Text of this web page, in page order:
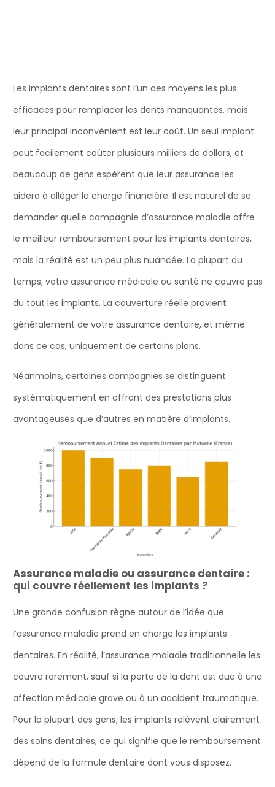
Les implants dentaires sont l’un des moyens les plus
efficaces pour remplacer les dents manquantes, mais
leur principal inconvénient est leur coût. Un seul implant
peut facilement coûter plusieurs milliers de dollars, et
beaucoup de gens espèrent que leur assurance les
aidera à alléger la charge financière. Il est naturel de se
demander quelle compagnie d’assurance maladie offre
le meilleur remboursement pour les implants dentaires,
mais la réalité est un peu plus nuancée. La plupart du
temps, votre assurance médicale ou santé ne couvre pas
du tout les implants. La couverture réelle provient
généralement de votre assurance dentaire, et même
dans ce cas, uniquement de certains plans.
Néanmoins, certaines compagnies se distinguent
systématiquement en offrant des prestations plus
avantageuses que d’autres en matière d’implants.
Assurance maladie ou assurance dentaire :
qui couvre réellement les implants ?
Une grande confusion règne autour de l’idée que
l’assurance maladie prend en charge les implants
dentaires. En réalité, l’assurance maladie traditionnelle les
couvre rarement, sauf si la perte de la dent est due à une
affection médicale grave ou à un accident traumatique.
Pour la plupart des gens, les implants relèvent clairement
des soins dentaires, ce qui signifie que le remboursement
dépend de la formule dentaire dont vous disposez.